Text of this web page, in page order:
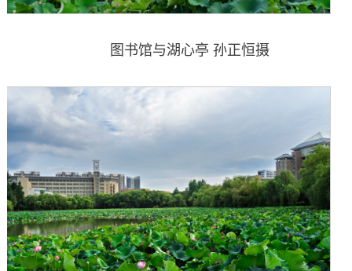
图书馆与湖心亭 孙正恒摄